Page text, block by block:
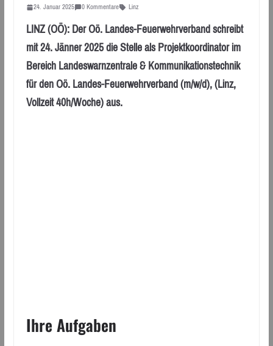
24. Januar 2025 0 Kommentare Linz
LINZ (OÖ): Der Oö. Landes-Feuerwehrverband schreibt
mit 24. Jänner 2025 die Stelle als Projektkoordinator im
Bereich Landeswarnzentrale & Kommunikationstechnik
für den Oö. Landes-Feuerwehrverband (m/w/d), (Linz,
Vollzeit 40h/Woche) aus.
Ihre Aufgaben